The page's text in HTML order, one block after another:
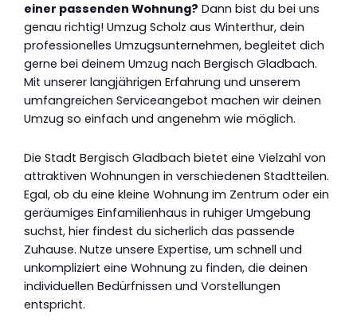
einer passenden Wohnung? Dann bist du bei uns
genau richtig! Umzug Scholz aus Winterthur, dein
professionelles Umzugsunternehmen, begleitet dich
gerne bei deinem Umzug nach Bergisch Gladbach.
Mit unserer langjährigen Erfahrung und unserem
umfangreichen Serviceangebot machen wir deinen
Umzug so einfach und angenehm wie möglich.
Die Stadt Bergisch Gladbach bietet eine Vielzahl von
attraktiven Wohnungen in verschiedenen Stadtteilen.
Egal, ob du eine kleine Wohnung im Zentrum oder ein
geräumiges Einfamilienhaus in ruhiger Umgebung
suchst, hier findest du sicherlich das passende
Zuhause. Nutze unsere Expertise, um schnell und
unkompliziert eine Wohnung zu finden, die deinen
individuellen Bedürfnissen und Vorstellungen
entspricht.